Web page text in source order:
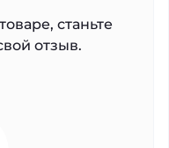
станьте
отзыв.